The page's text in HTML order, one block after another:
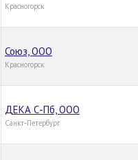
Красногорск
Союз, ООО
Красногорск
ДЕКА С-Пб, ООО
Санкт-Петербург